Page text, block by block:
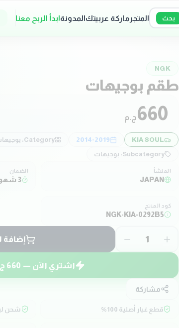
بحث المتجر ماركة عربيتكالمدونةابدأ الربح معنا
NGK
طقم بوجيهات
660ج.م
KIA SOUL
2014-2019
Category: بوجيهات و سلوك
Subcategory: بوجيهات
المنشأ
JAPAN
الضمان
3 شهور
كود المنتج
NGK-KIA-0292B5
1 إضافة
اشتري الآن — 660
مشاركة
قطع غيار أصلية 100% شحن